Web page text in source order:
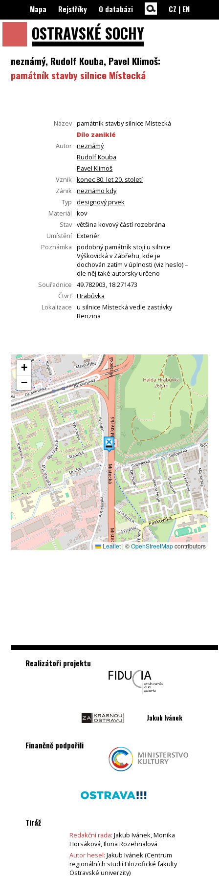
OSTRAVSKÉ SOCHY
Mapa Rejstříky O databázi CZ | EN
neznámý, Rudolf Kouba, Pavel Klimoš:
památník stavby silnice Místecká
Název památník stavby silnice Místecká
Dílo zaniklé
Autor neznámý
Rudolf Kouba
Pavel Klimoš
Vznik konec 80. let 20. století
Zánik neznámo kdy
Typ
designový prvek
Materiál
kov
Stav většina kovový částí rozebrána
Umístění Exteriér
Poznámka
podobný památník stojí u silnice
Výškovická v Zábřehu, kde je
dochován zatím v úplnosti (viz heslo) –
dle něj také autorsky určeno
Souřadnice
49.782903, 18.271473
Čtvrť Hrabůvka
Lokalizace
u silnice Místecká vedle zastávky
Benzina
+
−
Leaflet | ©OpenStreetMapcontributors
Realizátoři projektu
Jakub Ivánek
Finančně podpořili
Tiráž
Redakční rada: Jakub Ivánek, Monika
Horsáková, Ilona Rozehnalová
Autor hesel: Jakub Ivánek (Centrum
regionálních studií Filozofické fakulty
Ostravské univerzity)